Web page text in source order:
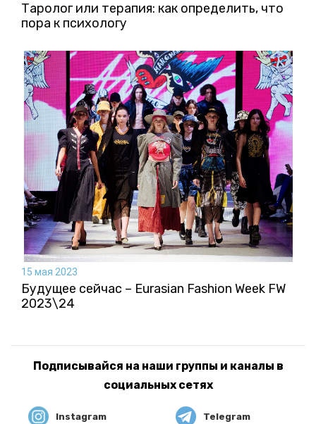
Таролог или терапия: как определить, что
пора к психологу
15 мая 2023
Будущее сейчас – Eurasian Fashion Week FW
2023\24
Подписывайся на наши группы и каналы в
социальных сетях
Instagram Telegram